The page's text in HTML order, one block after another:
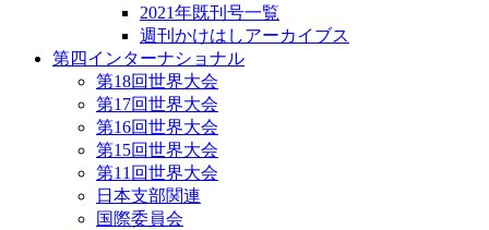
2021年既刊号一覧
週刊かけはしアーカイブス
第四インターナショナル
第18回世界大会
第17回世界大会
第16回世界大会
第15回世界大会
第11回世界大会
日本支部関連
国際委員会